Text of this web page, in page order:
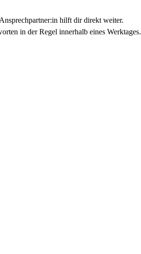
hilft dir direkt weiter.
in der Regel innerhalb eines Werktages.